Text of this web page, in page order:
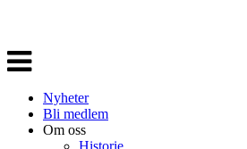
Veksle
navigasjon
Nyheter
Bli medlem
Om oss
Historie